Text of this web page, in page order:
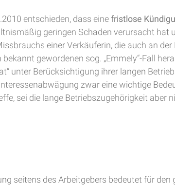
entschieden, dass einefristlose
geringen Schaden verursacht hat
einer Verkäuferin, die auch an
gewordenen sog. „Emmely“-Fall
unter Berücksichtigung ihrer langen
zwar eine wichtige
sei die lange Betriebszugehörigkeit aber
seitens des Arbeitgebers bedeutet für